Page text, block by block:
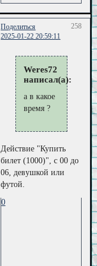
Поделиться
258
2025-01-22 20:59:11
Weres72
написал(а):
а в какое
время ?
Действие "Купить
билет (1000)", с 00 до
06, девушкой или
футой.
0